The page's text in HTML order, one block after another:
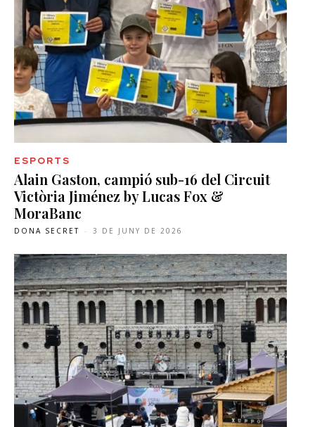
ESPORTS
Alain Gaston, campió sub-16 del Circuit
Victòria Jiménez by Lucas Fox &
MoraBanc
DONA SECRET - 3 DE JUNY DE 2026